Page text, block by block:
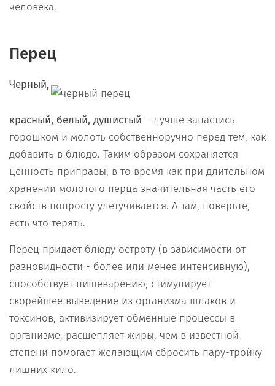
человека.
Перец
Черный,
красный, белый, душистый – лучше запастись
горошком и молоть собственноручно перед тем, как
добавить в блюдо. Таким образом сохраняется
ценность приправы, в то время как при длительном
хранении молотого перца значительная часть его
свойств попросту улетучивается. А там, поверьте,
есть что терять.
Перец придает блюду остроту (в зависимости от
разновидности - более или менее интенсивную),
способствует пищеварению, стимулирует
скорейшее выведение из организма шлаков и
токсинов, активизирует обменные процессы в
организме, расщепляет жиры, чем в известной
степени помогает желающим сбросить пару-тройку
лишних кило.